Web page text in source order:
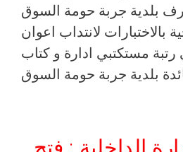
بلدية جربة حومة السوق
بالاختبارات لانتداب اعوان
مستكتبي ادارة و كتاب